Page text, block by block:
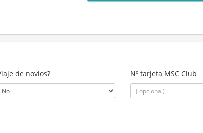
de novios? Nº tarjeta MSC Club